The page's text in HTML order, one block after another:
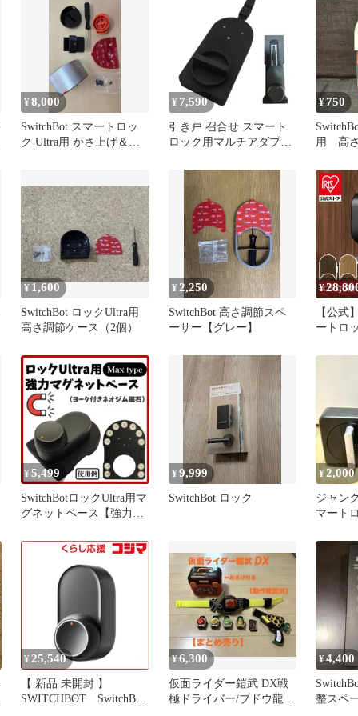
¥8,000
SwitchBot スマートロッ
ク Ultra用 かさ上げ＆ク
¥ 7,590
引き戸 召合せ スマート
ロック用マルチアダプタ
チボット ロック ロック
pro ロックプロ ロック
Ultra ロックウルトラ ロ
ックLite ロックライト
CANDYHOUSE キャンデ
ィハウス セサミ
52d744b8
¥750
用 高さ
¥ 1,600
SwitchBot ロックUltra用
高さ調節ケース（2個）
¥ 2,250
SwitchBot 高さ調節スペ
ーサー【グレー】
¥
【公式
ートロ
合性
¥ 5,499
SwitchBotロックUltra用マ
グネットベース【強力磁
¥9,999
SwitchBot ロック
¥2,000
ジャン
マート
¥ 25,540
【 新品 未開封 】
SWITCHBOT SwitchBot
¥6,300
仮面ライダー鎧武 DX戦
極ドライバー/ブドウ龍砲
¥4,400
整スペ